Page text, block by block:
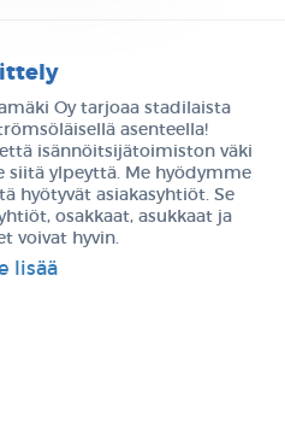
Oy tarjoaa stadilaista
asenteella!
isännöitsijätoimiston väki
siitä ylpeyttä. Me hyödymme
hyötyvät asiakasyhtiöt. Se
osakkaat, asukkaat ja
voivat hyvin.
lisää